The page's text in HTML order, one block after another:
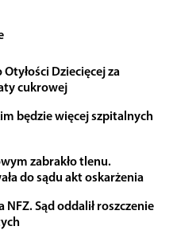
Dziecięcej za
cukrowej
będzie więcej szpitalnych
zabrakło tlenu.
do sądu akt oskarżenia
NFZ. Sąd oddalił roszczenie